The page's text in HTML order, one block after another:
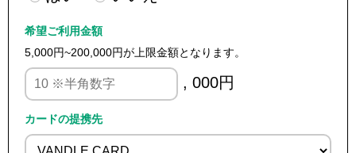
希望ご利用金額
5,000円~200,000円が上限金額となります。
, 000円
カードの提携先